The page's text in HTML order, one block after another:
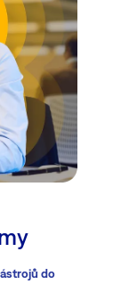
do